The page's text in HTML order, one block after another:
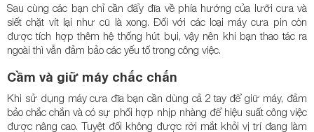
Sau cùng các bạn chỉ cần đẩy đĩa về phía hướng của lưỡi cưa và
siết chặt vít lại như cũ là xong. Đối với các loại máy cưa pin còn
được tích hợp thêm hệ thống hút bụi, vậy nên khi bạn thao tác ra
ngoài thì vẫn đảm bảo các yếu tố trong công việc.
Cầm và giữ máy chắc chắn
Khi sử dụng máy cưa đĩa bạn cần dùng cả 2 tay để giữ máy, đảm
bảo chắc chắn và có sự phối hợp nhịp nhàng để hiệu suất công việc
được nâng cao. Tuyệt đối không được rời mắt khỏi vị trí đang làm